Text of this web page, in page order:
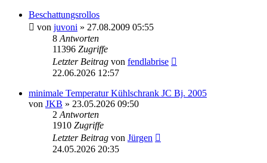
Beschattungsrollos
von juvoni » 27.08.2009 05:55
8 Antworten
11396 Zugriffe
Letzter Beitrag von fendlabrise
22.06.2026 12:57
minimale Temperatur Kühlschrank JC Bj. 2005
von JKB » 23.05.2026 09:50
2 Antworten
1910 Zugriffe
Letzter Beitrag von Jürgen
24.05.2026 20:35